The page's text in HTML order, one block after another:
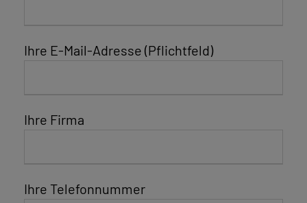
Ihre E-Mail-Adresse (Pflichtfeld)
Ihre Firma
Ihre Telefonnummer